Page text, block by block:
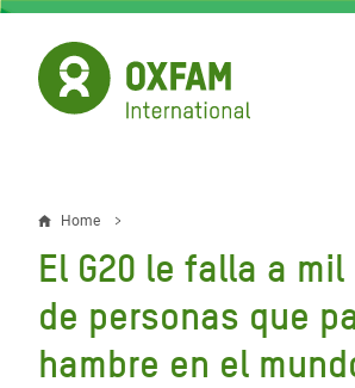
Skip
main
content
Breadcrumb
Home
El G20 le falla a
de personas que
hambre en el